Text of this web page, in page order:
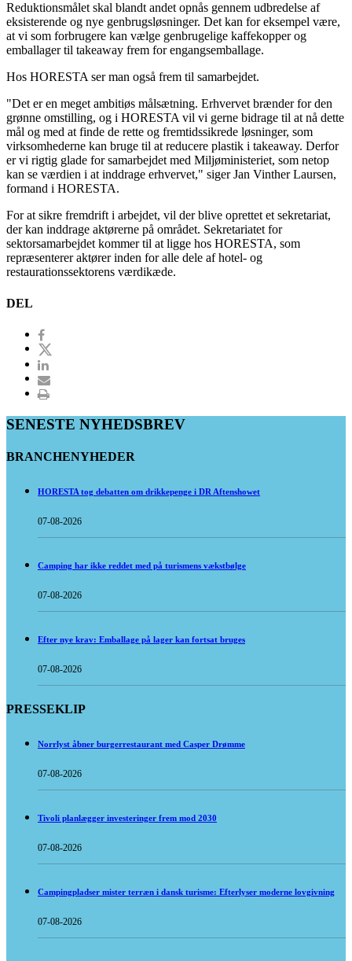
Reduktionsmålet skal blandt andet opnås gennem udbredelse af
eksisterende og nye genbrugsløsninger. Det kan for eksempel være,
at vi som forbrugere kan vælge genbrugelige kaffekopper og
emballager til takeaway frem for engangsemballage.
Hos HORESTA ser man også frem til samarbejdet.
"Det er en meget ambitiøs målsætning. Erhvervet brænder for den
grønne omstilling, og i HORESTA vil vi gerne bidrage til at nå dette
mål og med at finde de rette og fremtidssikrede løsninger, som
virksomhederne kan bruge til at reducere plastik i takeaway. Derfor
er vi rigtig glade for samarbejdet med Miljøministeriet, som netop
kan se værdien i at inddrage erhvervet," siger Jan Vinther Laursen,
formand i HORESTA.
For at sikre fremdrift i arbejdet, vil der blive oprettet et sekretariat,
der kan inddrage aktørerne på området. Sekretariatet for
sektorsamarbejdet kommer til at ligge hos HORESTA, som
repræsenterer aktører inden for alle dele af hotel- og
restaurationssektorens værdikæde.
DEL
SENESTE NYHEDSBREV
BRANCHENYHEDER
HORESTA tog debatten om drikkepenge i DR Aftenshowet
07-08-2026
Camping har ikke reddet med på turismens vækstbølge
07-08-2026
Efter nye krav: Emballage på lager kan fortsat bruges
07-08-2026
PRESSEKLIP
Norrlyst åbner burgerrestaurant med Casper Drømme
07-08-2026
Tivoli planlægger investeringer frem mod 2030
07-08-2026
Campingpladser mister terræn i dansk turisme: Efterlyser moderne lovgivning
07-08-2026